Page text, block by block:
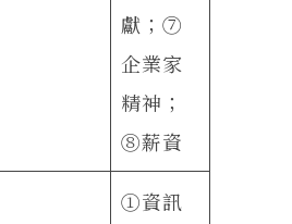
獻；⑦
企業家
精神；
⑧薪資
①資訊